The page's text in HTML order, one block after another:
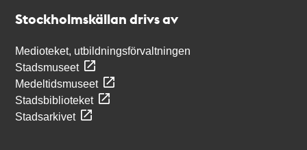
Stockholmskällan drivs av
Medioteket, utbildningsförvaltningen
Stadsmuseet
Medeltidsmuseet
Stadsbiblioteket
Stadsarkivet